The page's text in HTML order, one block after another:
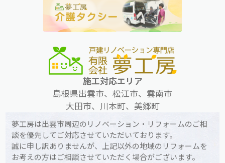
施工対応エリア
島根県出雲市、松江市、雲南市
大田市、川本町、美郷町
夢工房は出雲市周辺のリノベーション・リフォームのご相
談を優先してご対応させていただいております。
誠に申し訳ありませんが、上記以外の地域のリフォームを
お考えの方はご相談させていただく場合がございます。